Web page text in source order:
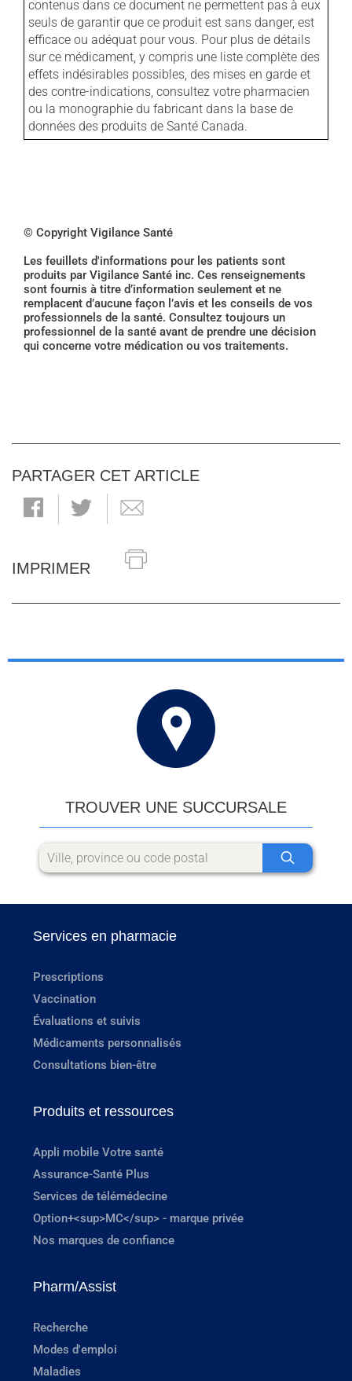
contenus dans ce document ne permettent pas à eux
seuls de garantir que ce produit est sans danger, est
efficace ou adéquat pour vous. Pour plus de détails
sur ce médicament, y compris une liste complète des
effets indésirables possibles, des mises en garde et
des contre-indications, consultez votre pharmacien
ou la monographie du fabricant dans la base de
données des produits de Santé Canada.
© Copyright Vigilance Santé
Les feuillets d'informations pour les patients sont
produits par Vigilance Santé inc. Ces renseignements
sont fournis à titre d’information seulement et ne
remplacent d’aucune façon l’avis et les conseils de vos
professionnels de la santé. Consultez toujours un
professionnel de la santé avant de prendre une décision
qui concerne votre médication ou vos traitements.
PARTAGER CET ARTICLE
IMPRIMER
TROUVER UNE SUCCURSALE
Services en pharmacie
Prescriptions
Vaccination
Évaluations et suivis
Médicaments personnalisés
Consultations bien-être
Produits et ressources
Appli mobile Votre santé
Assurance-Santé Plus
Services de télémédecine
Option+<sup>MC</sup> - marque privée
Nos marques de confiance
Pharm/Assist
Recherche
Modes d'emploi
Maladies